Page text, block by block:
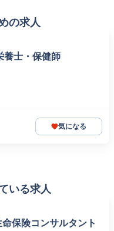
の求人
養士・保健師
気になる
いる求人
保険コンサルタント